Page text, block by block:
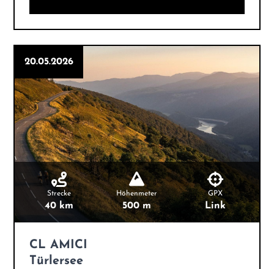
20.05.2026
Strecke
40 km
Höhenmeter
500 m
GPX
Link
CL AMICI
Türlersee